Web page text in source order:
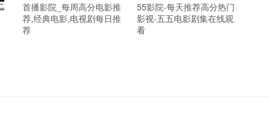
首播影院_每周高分电影推
荐,经典电影,电视剧每日推
荐
55影院-每天推荐高分热门
影视-五五电影剧集在线观
看